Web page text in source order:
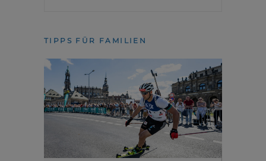
TIPPS FÜR FAMILIEN